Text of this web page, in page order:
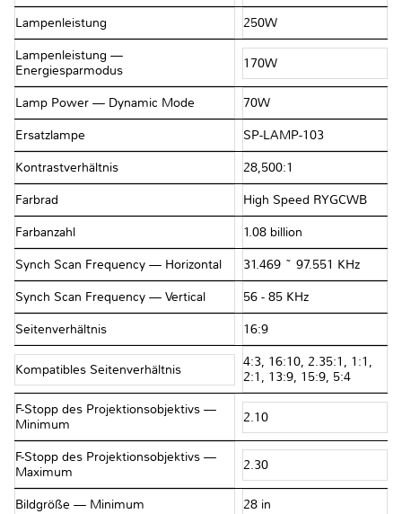
Lampenleistung 250W
Lampenleistung —
Energiesparmodus
170W
Lamp Power — Dynamic Mode 70W
Ersatzlampe SP-LAMP-103
Kontrastverhältnis 28,500:1
Farbrad High Speed RYGCWB
Farbanzahl 1.08 billion
Synch Scan Frequency — Horizontal 31.469 ~ 97.551 KHz
Synch Scan Frequency — Vertical 56 - 85 KHz
Seitenverhältnis 16:9
Kompatibles Seitenverhältnis
4:3, 16:10, 2.35:1, 1:1,
2:1, 13:9, 15:9, 5:4
F-Stopp des Projektionsobjektivs —
Minimum
2.10
F-Stopp des Projektionsobjektivs —
Maximum
2.30
Bildgröße — Minimum 28 in